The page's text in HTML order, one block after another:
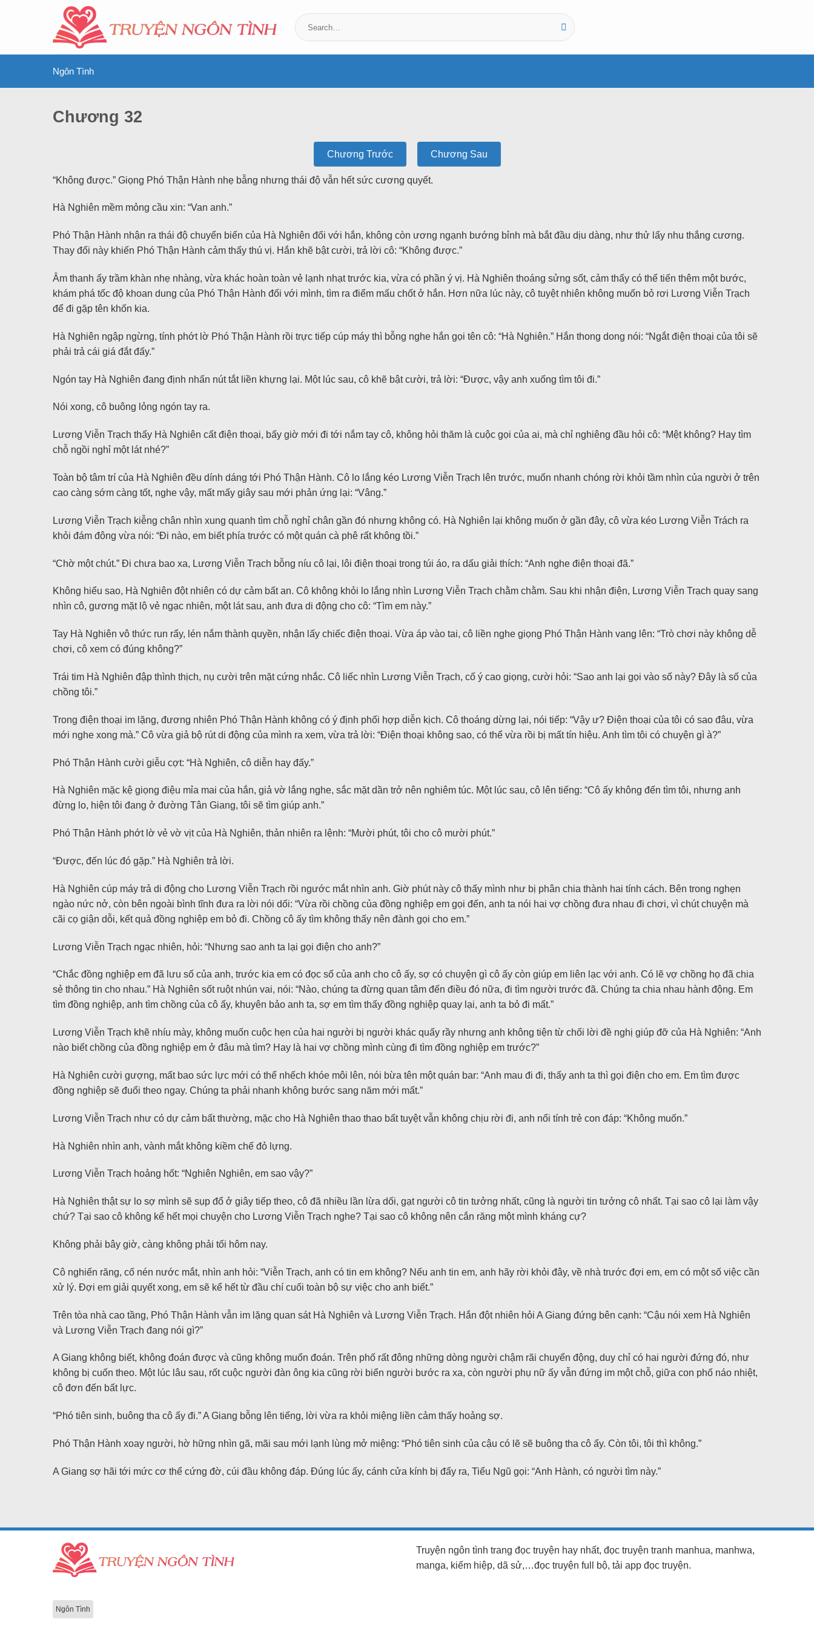
Ngôn Tình
Chương 32
Chương Trước Chương Sau
“Không được.” Giọng Phó Thận Hành nhẹ bẫng nhưng thái độ vẫn hết sức cương quyết.
Hà Nghiên mềm mỏng cầu xin: “Van anh.”
Phó Thận Hành nhận ra thái độ chuyển biến của Hà Nghiên đối với hắn, không còn ương ngạnh bướng bỉnh mà bắt đầu dịu dàng, như thử lấy nhu thắng cương.
Thay đổi này khiến Phó Thận Hành cảm thấy thú vị. Hắn khẽ bật cười, trả lời cô: “Không được.”
Âm thanh ấy trầm khàn nhẹ nhàng, vừa khác hoàn toàn vẻ lạnh nhạt trước kia, vừa có phần ý vị. Hà Nghiên thoáng sửng sốt, cảm thấy có thể tiến thêm một bước,
khám phá tốc độ khoan dung của Phó Thận Hành đối với mình, tìm ra điểm mấu chốt ở hắn. Hơn nữa lúc này, cô tuyệt nhiên không muốn bỏ rơi Lương Viễn Trạch
để đi gặp tên khốn kia.
Hà Nghiên ngập ngừng, tính phớt lờ Phó Thận Hành rồi trực tiếp cúp máy thì bỗng nghe hắn gọi tên cô: “Hà Nghiên.” Hắn thong dong nói: “Ngắt điện thoại của tôi sẽ
phải trả cái giá đắt đấy.”
Ngón tay Hà Nghiên đang định nhấn nút tắt liền khựng lại. Một lúc sau, cô khẽ bật cười, trả lời: “Được, vậy anh xuống tìm tôi đi.”
Nói xong, cô buông lỏng ngón tay ra.
Lương Viễn Trạch thấy Hà Nghiên cất điện thoại, bấy giờ mới đi tới nắm tay cô, không hỏi thăm là cuộc gọi của ai, mà chỉ nghiêng đầu hỏi cô: “Mệt không? Hay tìm
chỗ ngồi nghỉ một lát nhé?”
Toàn bộ tâm trí của Hà Nghiên đều dính dáng tới Phó Thận Hành. Cô lo lắng kéo Lương Viễn Trạch lên trước, muốn nhanh chóng rời khỏi tầm nhìn của người ở trên
cao càng sớm càng tốt, nghe vậy, mất mấy giây sau mới phản ứng lại: “Vâng.”
Lương Viễn Trạch kiễng chân nhìn xung quanh tìm chỗ nghỉ chân gần đó nhưng không có. Hà Nghiên lại không muốn ở gần đây, cô vừa kéo Lương Viễn Trách ra
khỏi đám đông vừa nói: “Đi nào, em biết phía trước có một quán cà phê rất không tồi.”
“Chờ một chút.” Đi chưa bao xa, Lương Viễn Trạch bỗng níu cô lại, lôi điện thoại trong túi áo, ra dấu giải thích: “Anh nghe điện thoại đã.”
Không hiểu sao, Hà Nghiên đột nhiên có dự cảm bất an. Cô không khỏi lo lắng nhìn Lương Viễn Trạch chằm chằm. Sau khi nhận điện, Lương Viễn Trạch quay sang
nhìn cô, gương mặt lộ vẻ ngạc nhiên, một lát sau, anh đưa di động cho cô: “Tìm em này.”
Tay Hà Nghiên vô thức run rẩy, lén nắm thành quyền, nhận lấy chiếc điện thoại. Vừa áp vào tai, cô liền nghe giọng Phó Thận Hành vang lên: “Trò chơi này không dễ
chơi, cô xem có đúng không?”
Trái tim Hà Nghiên đập thình thịch, nụ cười trên mặt cứng nhắc. Cô liếc nhìn Lương Viễn Trạch, cố ý cao giọng, cười hỏi: “Sao anh lại gọi vào số này? Đây là số của
chồng tôi.”
Trong điện thoại im lặng, đương nhiên Phó Thận Hành không có ý định phối hợp diễn kịch. Cô thoáng dừng lại, nói tiếp: “Vậy ư? Điện thoại của tôi có sao đâu, vừa
mới nghe xong mà.” Cô vừa giả bộ rút di động của mình ra xem, vừa trả lời: “Điện thoại không sao, có thể vừa rồi bị mất tín hiệu. Anh tìm tôi có chuyện gì à?”
Phó Thận Hành cười giễu cợt: “Hà Nghiên, cô diễn hay đấy.”
Hà Nghiên mặc kệ giọng điệu mỉa mai của hắn, giả vờ lắng nghe, sắc mặt dần trở nên nghiêm túc. Một lúc sau, cô lên tiếng: “Cô ấy không đến tìm tôi, nhưng anh
đừng lo, hiện tôi đang ở đường Tân Giang, tôi sẽ tìm giúp anh.”
Phó Thận Hành phớt lờ vẻ vờ vịt của Hà Nghiên, thản nhiên ra lệnh: “Mười phút, tôi cho cô mười phút.”
“Được, đến lúc đó gặp.” Hà Nghiên trả lời.
Hà Nghiên cúp máy trả di động cho Lương Viễn Trạch rồi ngước mắt nhìn anh. Giờ phút này cô thấy mình như bị phân chia thành hai tính cách. Bên trong nghẹn
ngào nức nở, còn bên ngoài bình tĩnh đưa ra lời nói dối: “Vừa rồi chồng của đồng nghiệp em gọi đến, anh ta nói hai vợ chồng đưa nhau đi chơi, vì chút chuyện mà
cãi cọ giận dỗi, kết quả đồng nghiệp em bỏ đi. Chồng cô ấy tìm không thấy nên đành gọi cho em.”
Lương Viễn Trạch ngạc nhiên, hỏi: “Nhưng sao anh ta lại gọi điện cho anh?”
“Chắc đồng nghiệp em đã lưu số của anh, trước kia em có đọc số của anh cho cô ấy, sợ có chuyện gì cô ấy còn giúp em liên lạc với anh. Có lẽ vợ chồng họ đã chia
sẻ thông tin cho nhau.” Hà Nghiên sốt ruột nhún vai, nói: “Nào, chúng ta đừng quan tâm đến điều đó nữa, đi tìm người trước đã. Chúng ta chia nhau hành động. Em
tìm đồng nghiệp, anh tìm chồng của cô ấy, khuyên bảo anh ta, sợ em tìm thấy đồng nghiệp quay lại, anh ta bỏ đi mất.”
Lương Viễn Trạch khẽ nhíu mày, không muốn cuộc hẹn của hai người bị người khác quấy rầy nhưng anh không tiện từ chối lời đề nghị giúp đỡ của Hà Nghiên: “Anh
nào biết chồng của đồng nghiệp em ở đâu mà tìm? Hay là hai vợ chồng mình cùng đi tìm đồng nghiệp em trước?”
Hà Nghiên cười gượng, mất bao sức lực mới có thể nhếch khóe môi lên, nói bừa tên một quán bar: “Anh mau đi đi, thấy anh ta thì gọi điện cho em. Em tìm được
đồng nghiệp sẽ đuổi theo ngay. Chúng ta phải nhanh không bước sang năm mới mất.”
Lương Viễn Trạch như có dự cảm bất thường, mặc cho Hà Nghiên thao thao bất tuyệt vẫn không chịu rời đi, anh nổi tính trẻ con đáp: “Không muốn.”
Hà Nghiên nhìn anh, vành mắt không kiềm chế đỏ lựng.
Lương Viễn Trạch hoảng hốt: “Nghiên Nghiên, em sao vậy?”
Hà Nghiên thật sự lo sợ mình sẽ sụp đổ ở giây tiếp theo, cô đã nhiều lần lừa dối, gạt người cô tin tưởng nhất, cũng là người tin tưởng cô nhất. Tại sao cô lại làm vậy
chứ? Tại sao cô không kể hết mọi chuyện cho Lương Viễn Trạch nghe? Tại sao cô không nên cắn răng một mình kháng cự?
Không phải bây giờ, càng không phải tối hôm nay.
Cô nghiến răng, cố nén nước mắt, nhìn anh hỏi: “Viễn Trạch, anh có tin em không? Nếu anh tin em, anh hãy rời khỏi đây, về nhà trước đợi em, em có một số việc cần
xử lý. Đợi em giải quyết xong, em sẽ kể hết từ đầu chí cuối toàn bộ sự việc cho anh biết.”
Trên tòa nhà cao tầng, Phó Thận Hành vẫn im lặng quan sát Hà Nghiên và Lương Viễn Trạch. Hắn đột nhiên hỏi A Giang đứng bên cạnh: “Cậu nói xem Hà Nghiên
và Lương Viễn Trạch đang nói gì?”
A Giang không biết, không đoán được và cũng không muốn đoán. Trên phố rất đông những dòng người chậm rãi chuyển động, duy chỉ có hai người đứng đó, như
không bị cuốn theo. Một lúc lâu sau, rốt cuộc người đàn ông kia cũng rời biển người bước ra xa, còn người phụ nữ ấy vẫn đứng im một chỗ, giữa con phố náo nhiệt,
cô đơn đến bất lực.
“Phó tiên sinh, buông tha cô ấy đi.” A Giang bỗng lên tiếng, lời vừa ra khỏi miệng liền cảm thấy hoảng sợ.
Phó Thận Hành xoay người, hờ hững nhìn gã, mãi sau mới lạnh lùng mở miệng: “Phó tiên sinh của cậu có lẽ sẽ buông tha cô ấy. Còn tôi, tôi thì không.”
A Giang sợ hãi tới mức cơ thể cứng đờ, cúi đầu không đáp. Đúng lúc ấy, cánh cửa kính bị đẩy ra, Tiểu Ngũ gọi: “Anh Hành, có người tìm này.”
Truyện ngôn tình trang đọc truyện hay nhất, đọc truyện tranh manhua, manhwa,
manga, kiếm hiệp, dã sử,…đọc truyện full bộ, tải app đọc truyện.
Ngôn Tình